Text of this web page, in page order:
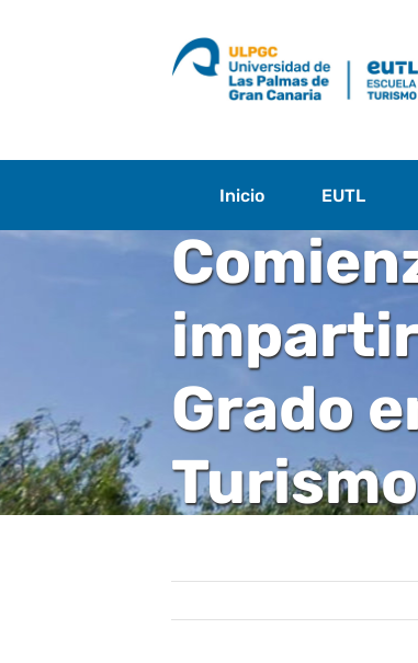
Inicio EUTL
Grado
Turismo